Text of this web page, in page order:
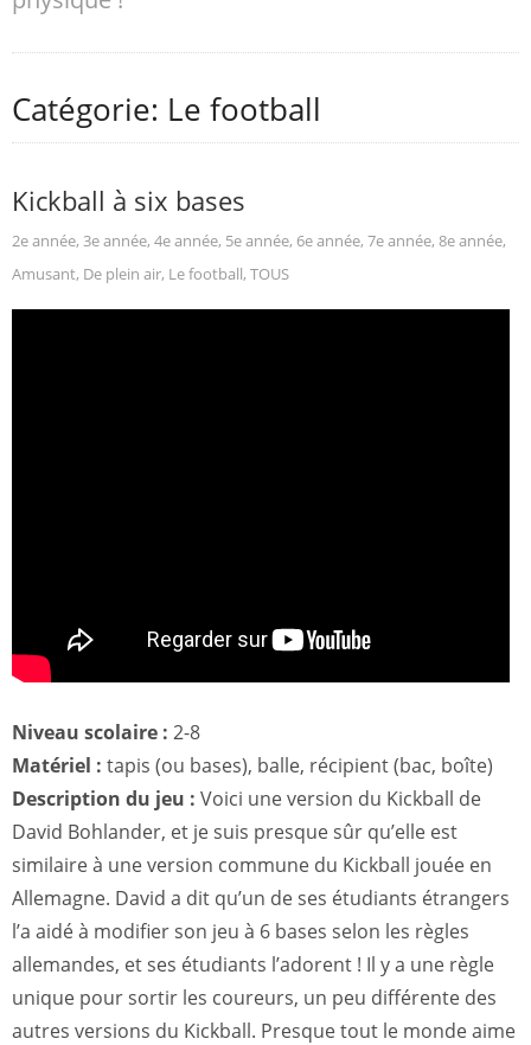
Catégorie: Le football
Kickball à six bases
2e année, 3e année, 4e année, 5e année, 6e année, 7e année, 8e année,
Amusant, De plein air, Le football, TOUS
Niveau scolaire : 2-8
Matériel : tapis (ou bases), balle, récipient (bac, boîte)
Description du jeu : Voici une version du Kickball de
David Bohlander, et je suis presque sûr qu’elle est
similaire à une version commune du Kickball jouée en
Allemagne. David a dit qu’un de ses étudiants étrangers
l’a aidé à modifier son jeu à 6 bases selon les règles
allemandes, et ses étudiants l’adorent ! Il y a une règle
unique pour sortir les coureurs, un peu différente des
autres versions du Kickball. Presque tout le monde aime